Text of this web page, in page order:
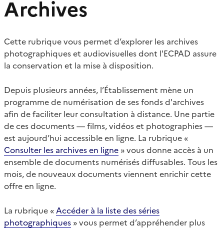
Archives
Cette rubrique vous permet d’explorer les archives
photographiques et audiovisuelles dont l'ECPAD assure
la conservation et la mise à disposition.
Depuis plusieurs années, l’Établissement mène un
programme de numérisation de ses fonds d'archives
afin de faciliter leur consultation à distance. Une partie
de ces documents — films, vidéos et photographies —
est aujourd’hui accessible en ligne. La rubrique «
Consulter les archives en ligne » vous donne accès à un
ensemble de documents numérisés diffusables. Tous les
mois, de nouveaux documents viennent enrichir cette
offre en ligne.
La rubrique « Accéder à la liste des séries
photographiques » vous permet d’appréhender plus